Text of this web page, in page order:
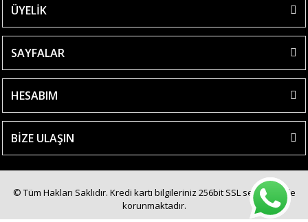
ÜYELİK
SAYFALAR
HESABIM
BİZE ULAŞIN
© Tüm Hakları Saklıdır. Kredi kartı bilgileriniz 256bit SSL sertifikası ile
korunmaktadır.